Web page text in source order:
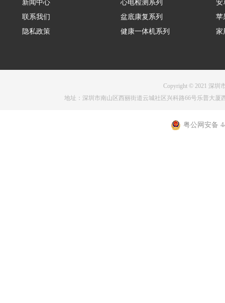
新闻中心
联系我们
隐私政策
心电检测系列
盆底康复系列
健康一体机系列
安
苹
家
Copyright © 2021 深圳
地址：深圳市南山区西丽街道云城社区兴科路66号乐普大厦
粤公网安备